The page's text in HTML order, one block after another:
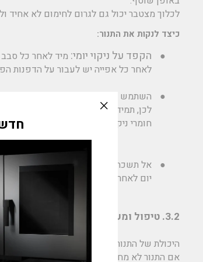
לכלוך מצטבר יכול גם לגרום לחימום לא אחיד
כיצד לנקות את התנור:
● הקפד על ניקוי יומי: מיד לאחר כל סבב
לאחר כל אפייה יש לעבור על הדפנות
●
השתמש בחומרי ניקוי מתאימים:
לכן, תמיד כדאי להשתמש בחומרי ניקוי
חומרי ניקוי לא מתאימים עלולים לשחוק
● אל תשכח את הדלתות:
דלתות התנור
יום לאחר כל שימוש.
3.2. טיפול ומעקב אחרי חום התנור
היכולת של התנור לחמם בצורה אחידה חשובה
אם התנור לא מחמם בצורה אחידה, התוצאה